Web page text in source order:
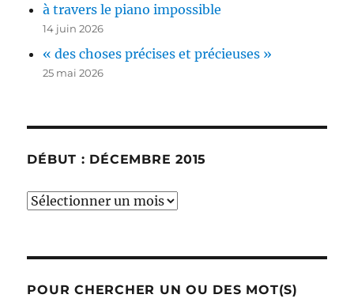
à travers le piano impossible
14 juin 2026
« des choses précises et précieuses »
25 mai 2026
DÉBUT : DÉCEMBRE 2015
début
POUR CHERCHER UN OU DES MOT(S)